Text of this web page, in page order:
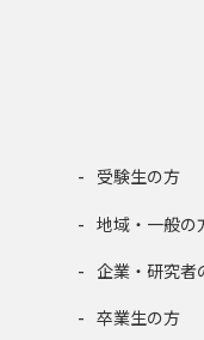
受験生の方
地域・一般の
企業・研究者
卒業生の方